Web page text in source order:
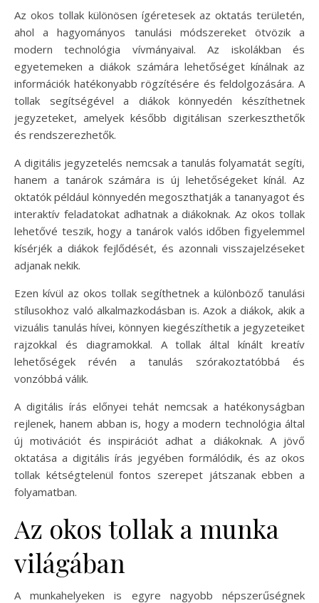
Az okos tollak különösen ígéretesek az oktatás területén,
ahol a hagyományos tanulási módszereket ötvözik a
modern technológia vívmányaival. Az iskolákban és
egyetemeken a diákok számára lehetőséget kínálnak az
információk hatékonyabb rögzítésére és feldolgozására. A
tollak segítségével a diákok könnyedén készíthetnek
jegyzeteket, amelyek később digitálisan szerkeszthetők
és rendszerezhetők.
A digitális jegyzetelés nemcsak a tanulás folyamatát segíti,
hanem a tanárok számára is új lehetőségeket kínál. Az
oktatók például könnyedén megoszthatják a tananyagot és
interaktív feladatokat adhatnak a diákoknak. Az okos tollak
lehetővé teszik, hogy a tanárok valós időben figyelemmel
kísérjék a diákok fejlődését, és azonnali visszajelzéseket
adjanak nekik.
Ezen kívül az okos tollak segíthetnek a különböző tanulási
stílusokhoz való alkalmazkodásban is. Azok a diákok, akik a
vizuális tanulás hívei, könnyen kiegészíthetik a jegyzeteiket
rajzokkal és diagramokkal. A tollak által kínált kreatív
lehetőségek révén a tanulás szórakoztatóbbá és
vonzóbbá válik.
A digitális írás előnyei tehát nemcsak a hatékonyságban
rejlenek, hanem abban is, hogy a modern technológia által
új motivációt és inspirációt adhat a diákoknak. A jövő
oktatása a digitális írás jegyében formálódik, és az okos
tollak kétségtelenül fontos szerepet játszanak ebben a
folyamatban.
Az okos tollak a munka
világában
A munkahelyeken is egyre nagyobb népszerűségnek